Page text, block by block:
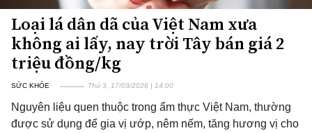
Loại lá dân dã của Việt Nam xưa
không ai lấy, nay trời Tây bán giá 2
triệu đồng/kg
SỨC KHỎE Thứ 3, 17/03/2026 | 14:00
Nguyên liệu quen thuộc trong ẩm thực Việt Nam, thường
được sử dụng để gia vị ướp, nêm nếm, tăng hương vị cho